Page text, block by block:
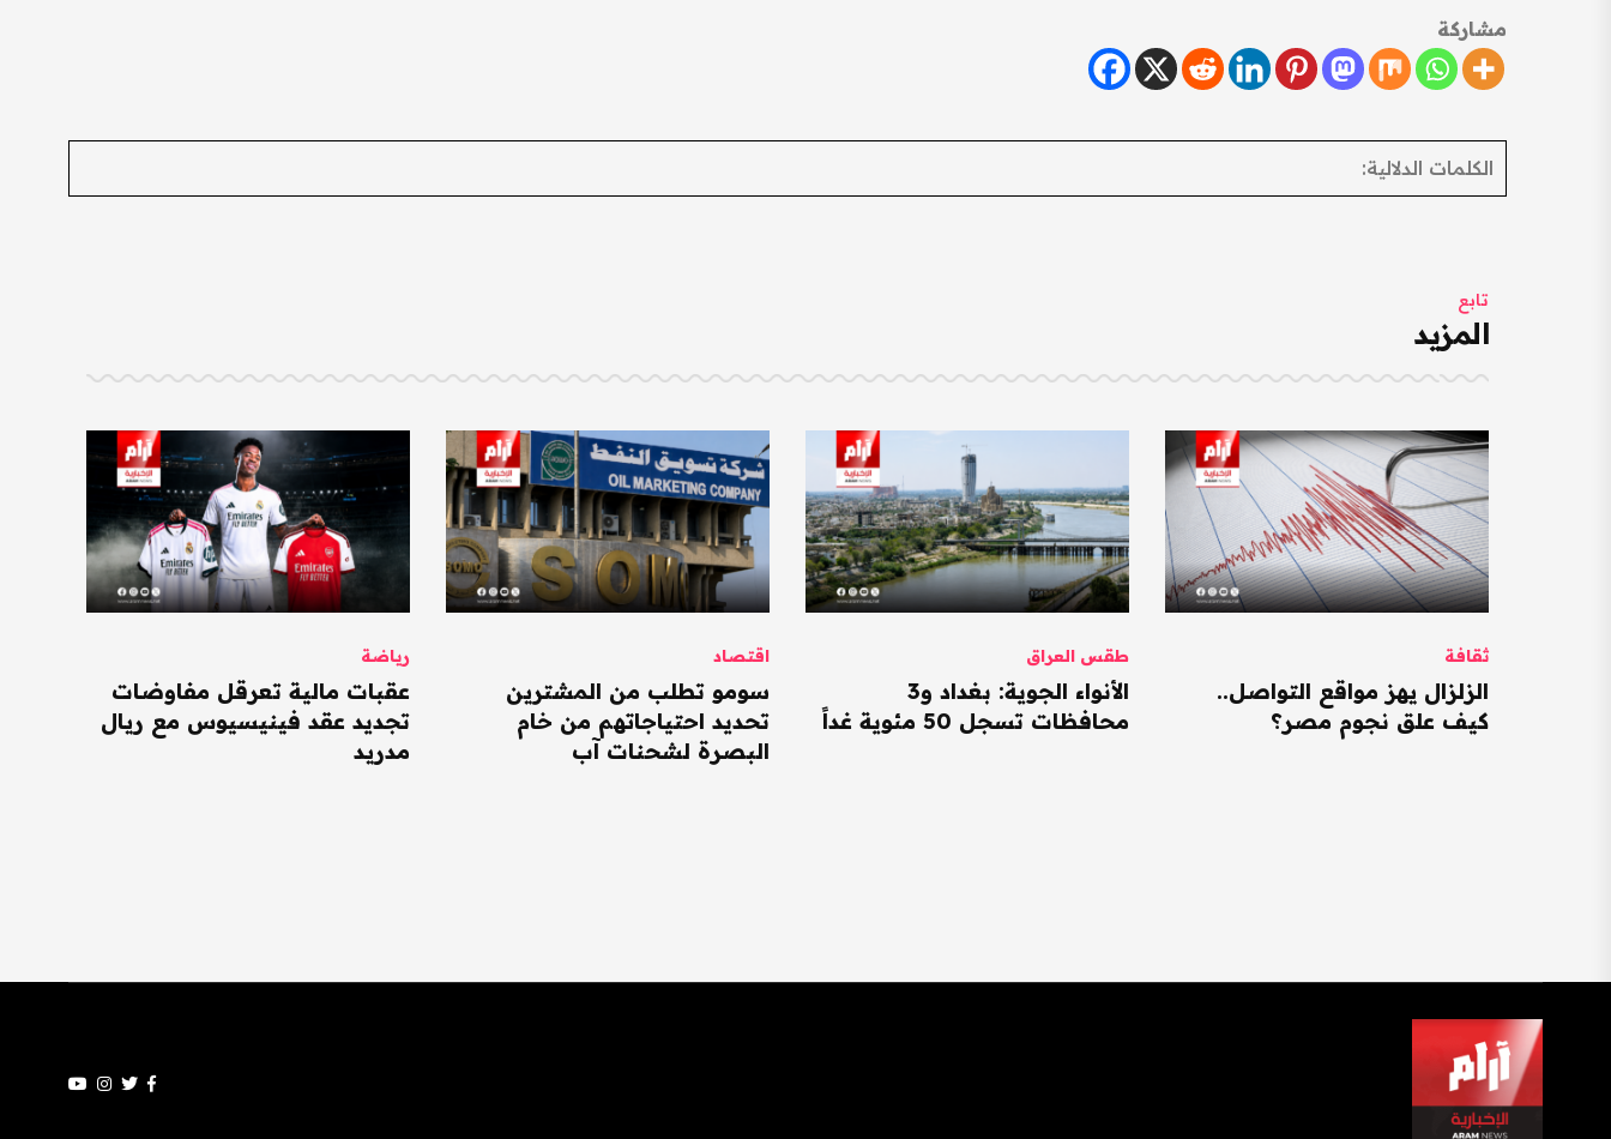
مشاركة
الكلمات الدلالية:
تابع
المزيد
ثقافة
الزلزال يهز مواقع التواصل..
كيف علق نجوم مصر؟
طقس العراق
الأنواء الجوية: بغداد و3
محافظات تسجل 50 مئوية غداً
اقتصاد
سومو تطلب من المشترين
تحديد احتياجاتهم من خام
البصرة لشحنات آب
رياضة
عقبات مالية تعرقل مفاوضات
تجديد عقد فينيسيوس مع ريال
مدريد